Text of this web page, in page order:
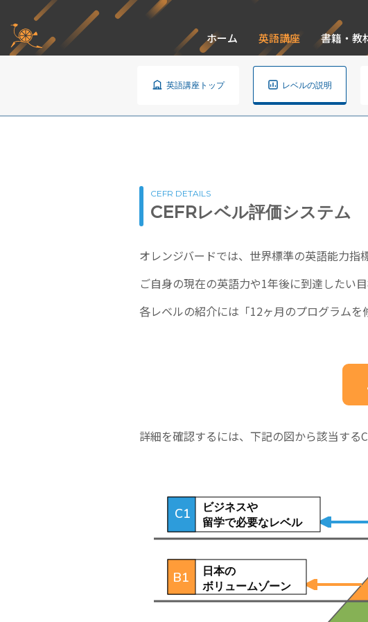
ホーム 英語講座 書籍・教
英語講座トップ レベルの説明
CEFR DETAILS
CEFRレベル評価システム
オレンジバードでは、世界標準の英語能力指
ご自身の現在の英語力や1年後に到達したい
各レベルの紹介には「12ヶ月のプログラムを
詳細を確認するには、下記の図から該当する
C1
ビジネスや
留学で必要なレベル
B1
日本の
ボリュームゾーン